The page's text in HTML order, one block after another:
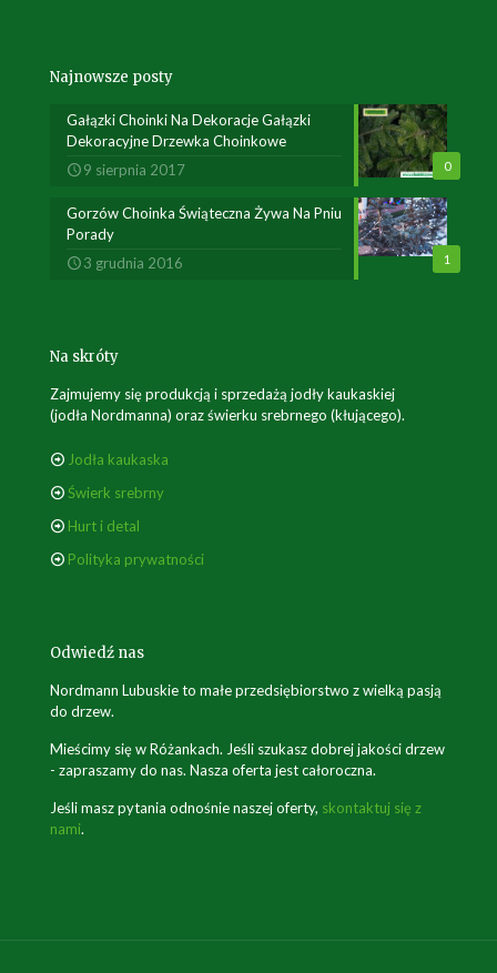
Najnowsze posty
0
Gałązki Choinki Na Dekoracje Gałązki
Dekoracyjne Drzewka Choinkowe
9 sierpnia 2017
1
Gorzów Choinka Świąteczna Żywa Na Pniu
Porady
3 grudnia 2016
Na skróty
Zajmujemy się produkcją i sprzedażą jodły kaukaskiej
(jodła Nordmanna) oraz świerku srebrnego (kłującego).
Jodła kaukaska
Świerk srebrny
Hurt i detal
Polityka prywatności
Odwiedź nas
Nordmann Lubuskie to małe przedsiębiorstwo z wielką pasją
do drzew.
Mieścimy się w Różankach. Jeśli szukasz dobrej jakości drzew
- zapraszamy do nas. Nasza oferta jest całoroczna.
Jeśli masz pytania odnośnie naszej oferty, skontaktuj się z
nami.